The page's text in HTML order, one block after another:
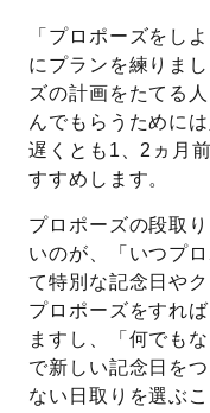
「プロポーズをし
にプランを練りま
ズの計画をたてる
んでもらうために
遅くとも1、2ヵ月
すすめします。
プロポーズの段取
いのが、「いつプ
て特別な記念日や
プロポーズをすれ
ますし、「何でも
で新しい記念日を
ない日取りを選ぶ